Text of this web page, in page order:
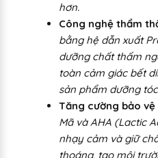
hơn.
Công nghệ thẩm
bằng hệ dẫn xuất
dưỡng chất thấm
toàn cảm giác bết
sản phẩm dưỡng
Tăng cường bảo vệ
Mã và AHA (Lactic
nhạy cảm và giữ
thoáng, tạo môi